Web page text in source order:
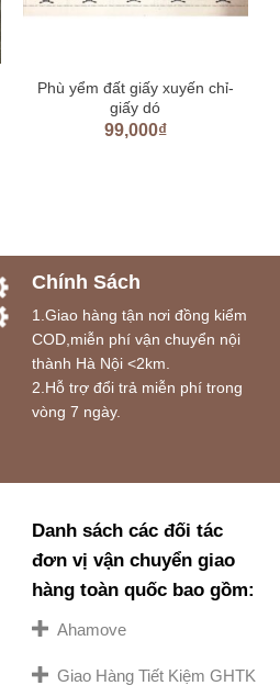
Phù yểm đất giấy xuyến chỉ-
giấy dó
99,000₫
Chính Sách
1.Giao hàng tận nơi đồng kiểm
COD,miễn phí vận chuyển nội
thành Hà Nội <2km.
2.Hỗ trợ đổi trả miễn phí trong
vòng 7 ngày.
Danh sách các đối tác
đơn vị vận chuyển giao
hàng toàn quốc bao gồm:
Ahamove
Giao Hàng Tiết Kiệm GHTK